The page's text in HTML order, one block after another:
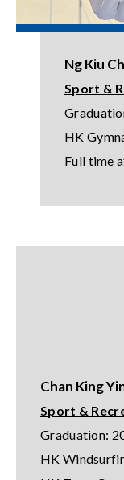
Ng Kiu
Sport &
HK
Full time
Chan King
Sport &
Graduation:
HK